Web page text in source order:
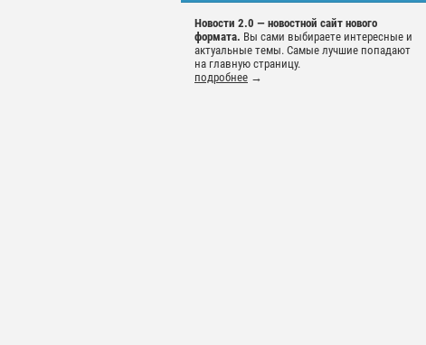
Новости 2.0 — новостной сайт нового
формата. Вы сами выбираете интересные и
актуальные темы. Самые лучшие попадают
на главную страницу.
подробнее →